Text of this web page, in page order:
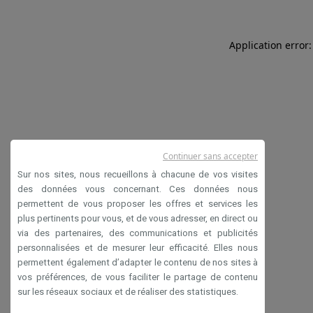
Application
Sur nos sites, nous recueillons à chacune de vos visites
des données vous concernant. Ces données nous
permettent de vous proposer les offres et services les
plus pertinents pour vous, et de vous adresser, en direct ou
via des partenaires, des communications et publicités
personnalisées et de mesurer leur efficacité. Elles nous
permettent également d’adapter le contenu de nos sites à
vos préférences, de vous faciliter le partage de contenu
sur les réseaux sociaux et de réaliser des statistiques.
Continuer sans accepter